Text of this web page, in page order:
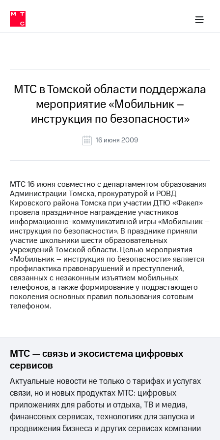
Медиа-центр
и акционерам
Устойчивое развитие
Комплаенс и деловая этика
компании
Карьера
История
компании
Правовая
информация
Пресс-
релизы
МТС
о технологиях
Достижения
Интервью
Финансовая
отчетность
Контакты
регионе
и акционерам
Корпоративное
управление
Корпоративный
секретарь
Раскрытие
информации
Информация
в МТС
Пресс-
релизы
МТС
о технологиях
МТС в Томской области поддержала
мероприятие «Мобильник –
инструкция по безопасности»
16 июня 2009
МТС 16 июня совместно с департаментом образования
Администрации Томска, прокуратурой и РОВД
Кировского района Томска при участии ДТЮ «Факел»
провела праздничное награждение участников
информационно-коммуникативной игры «Мобильник –
инструкция по безопасности». В празднике приняли
участие школьники шести образовательных
учреждений Томской области. Целью мероприятия
«Мобильник – инструкция по безопасности» является
профилактика правонарушений и преступлений,
связанных с незаконным изъятием мобильных
телефонов, а также формирование у подрастающего
поколения основных правил пользования сотовым
телефоном.
МТС — связь и экосистема цифровых
сервисов
Актуальные новости не только о тарифах и услугах
связи, но и новых продуктах МТС: цифровых
приложениях для работы и отдыха, ТВ и медиа,
финансовых сервисах, технологиях для запуска и
продвижения бизнеса и других сервисах компании